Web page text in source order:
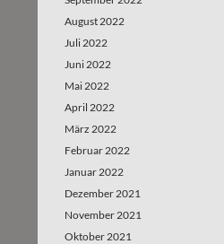
August 2022
Juli 2022
Juni 2022
Mai 2022
April 2022
März 2022
Februar 2022
Januar 2022
Dezember 2021
November 2021
Oktober 2021